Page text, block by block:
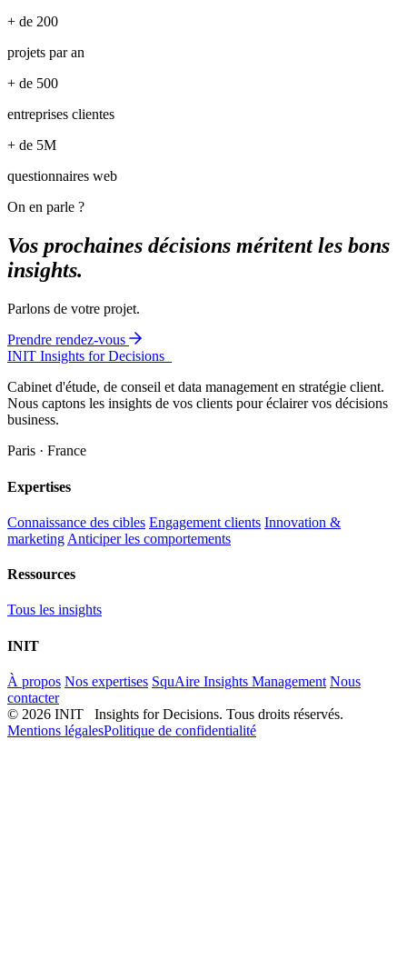
+ de 200
projets par an
+ de 500
entreprises clientes
+ de 5M
questionnaires web
On en parle ?
Vos prochaines décisions méritent les bons
insights.
Parlons de votre projet.
Prendre rendez-vous
INIT Insights for Decisions_
Cabinet d'étude, de conseil et data management en stratégie client.
Nous captons les insights de vos clients pour éclairer vos décisions
business.
Paris · France
Expertises
Connaissance des cibles Engagement clients Innovation &
marketing Anticiper les comportements
Ressources
Tous les insights
INIT
À propos Nos expertises SquAire Insights Management Nous
contacter
© 2026 INIT Insights for Decisions. Tous droits réservés.
Mentions légalesPolitique de confidentialité